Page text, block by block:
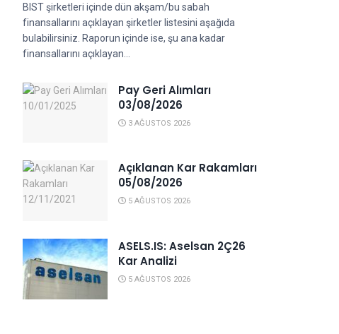
BIST şirketleri içinde dün akşam/bu sabah
finansallarını açıklayan şirketler listesini aşağıda
bulabilirsiniz. Raporun içinde ise, şu ana kadar
finansallarını açıklayan...
Pay Geri Alımları
03/08/2026
3 AĞUSTOS 2026
Açıklanan Kar Rakamları
05/08/2026
5 AĞUSTOS 2026
ASELS.IS: Aselsan 2Ç26
Kar Analizi
5 AĞUSTOS 2026